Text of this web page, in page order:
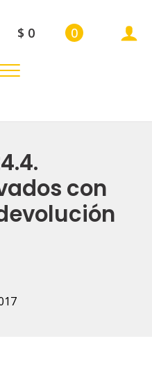
$ 0 0
con